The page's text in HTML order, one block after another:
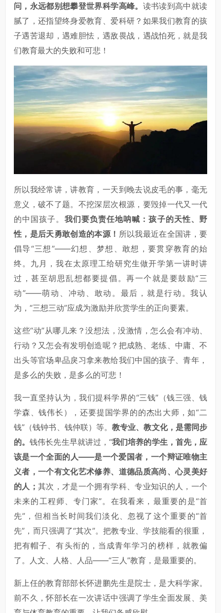
问，永远都别想攀登世界科学高峰。 读书读到高中就读
腻了，还指望终身爱教育、爱科研？如果我们教育的孩
子遇苦退却，遇难胆怯，遇敌畏战，遇战怕死，就是我
们教育最大的失败和可悲！
所以我经常讲，讲教育，一天到晚去说皮毛的事，毫无
意义，破不了题。不挖深层次根源，要毁掉一代又一代
的中国孩子。 我们要负责任地呐喊：孩子的天性、野
性，是后天勇敢创造的本源！ 所以我最近在全国讲，要
倡导“三想”——幻想、梦想、敢想，要贯穿教育的始
终。九月，我在太原理工给研究生做开学第一讲时讲
过，甚至胡思乱想都要提倡。再一个就是要鼓励“三
动”——萌动、冲动、敢动。最后，就是行动。我认
为，“三想三动”应成为激励并欣赏学生的正向要素。
这些“动”从哪儿来？没想法，没激情，怎么会有冲动、
行动？又怎会有发明创造呢？把成熟、老练、中庸、不
出头等官场卑品戾习拿来教给我们中国的孩子、青年，
是多么的失败，是多么的可悲！
我一直坚持认为，我们提科学界的“三钱”（钱三强、钱
学森、钱伟长），还要提国学界的的杰出大师，如“二
钱”（钱钟书、钱仲联）等。教专业、教文化，是需同步
的。钱伟长先生早就讲过，“我们培养的学生，首先，应
该是一个全面的人——是一个爱国者，一个辩证唯物主
义者，一个有文化艺术修养、道德品质高尚、心灵美好
的人； 其次，才是一个拥有学科、专业知识的人，一个
未来的工程师、专门家”。在我看来，最重要的是“首
先”，但相当长时间我们淡化、忽视了这个重要的“首
先”，而只强调了“其次”。把教专业、学技能看的很重，
把有帽子、有头衔的，当成青年学习的榜样，就教偏
了。人文、人格、人品——“三人”教育，是最重要的。
新上任的教育部部长怀进鹏先生是院士，是大科学家。
前不久，怀部长在一次讲话中强调了学生全面发展、美